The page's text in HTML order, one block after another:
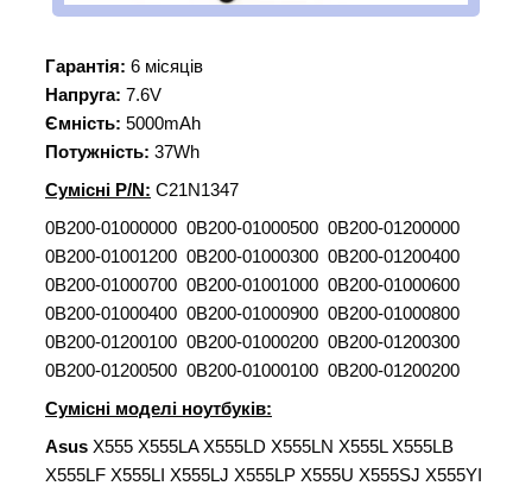
Гарантія: 6 місяців
Напруга: 7.6V
Ємність: 5000mAh
Потужність: 37Wh
Сумісні P/N: C21N1347
0B200-01000000 0B200-01000500 0B200-01200000
0B200-01001200 0B200-01000300 0B200-01200400
0B200-01000700 0B200-01001000 0B200-01000600
0B200-01000400 0B200-01000900 0B200-01000800
0B200-01200100 0B200-01000200 0B200-01200300
0B200-01200500 0B200-01000100 0B200-01200200
Сумісні моделі ноутбуків:
Asus X555 X555LA X555LD X555LN X555L X555LB
X555LF X555LI X555LJ X555LP X555U X555SJ X555YI